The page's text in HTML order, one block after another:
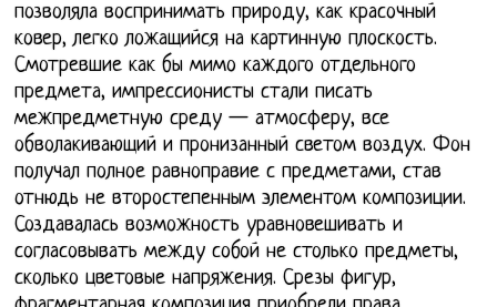
позволяла воспринимать природу, как красочный
ковер, легко ложащийся на картинную плоскость.
Смотревшие как бы мимо каждого отдельного
предмета, импрессионисты стали писать
межпредметную среду — атмосферу, все
обволакивающий и пронизанный светом воздух. Фон
получал полное равноправие с предметами, став
отнюдь не второстепенным элементом композиции.
Создавалась возможность уравновешивать и
согласовывать между собой не столько предметы,
сколько цветовые напряжения. Срезы фигур,